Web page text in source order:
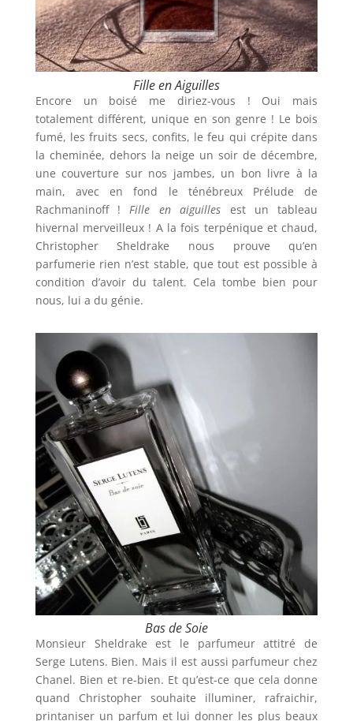
Fille en Aiguilles
Encore un boisé me diriez-vous ! Oui mais
totalement différent, unique en son genre ! Le bois
fumé, les fruits secs, confits, le feu qui crépite dans
la cheminée, dehors la neige un soir de décembre,
une couverture sur nos jambes, un bon livre à la
main, avec en fond le ténébreux Prélude de
Rachmaninoff ! Fille en aiguilles est un tableau
hivernal merveilleux ! A la fois terpénique et chaud,
Christopher Sheldrake nous prouve qu’en
parfumerie rien n’est stable, que tout est possible à
condition d’avoir du talent. Cela tombe bien pour
nous, lui a du génie.
Bas de Soie
Monsieur Sheldrake est le parfumeur attitré de
Serge Lutens. Bien. Mais il est aussi parfumeur chez
Chanel. Bien et re-bien. Et qu’est-ce que cela donne
quand Christopher souhaite illuminer, rafraichir,
printaniser un parfum et lui donner les plus beaux